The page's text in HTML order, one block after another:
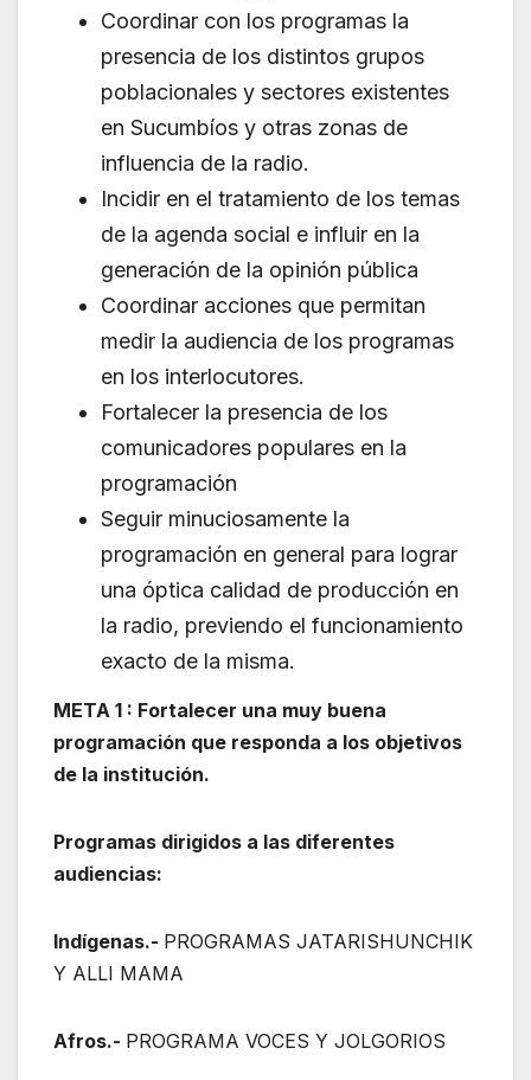
Coordinar con los programas la
presencia de los distintos grupos
poblacionales y sectores existentes
en Sucumbíos y otras zonas de
influencia de la radio.
Incidir en el tratamiento de los temas
de la agenda social e influir en la
generación de la opinión pública
Coordinar acciones que permitan
medir la audiencia de los programas
en los interlocutores.
Fortalecer la presencia de los
comunicadores populares en la
programación
Seguir minuciosamente la
programación en general para lograr
una óptica calidad de producción en
la radio, previendo el funcionamiento
exacto de la misma.
META 1 : Fortalecer una muy buena
programación que responda a los objetivos
de la institución.
Programas dirigidos a las diferentes
audiencias:
Indígenas.- PROGRAMAS JATARISHUNCHIK
Y ALLI MAMA
Afros.- PROGRAMA VOCES Y JOLGORIOS